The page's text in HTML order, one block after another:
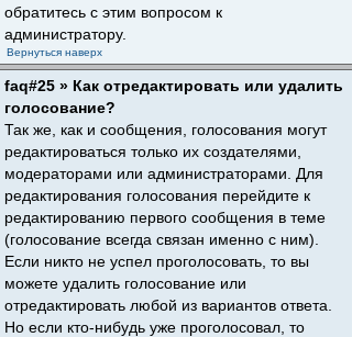
обратитесь с этим вопросом к
администратору.
Вернуться наверх
faq#25 » Как отредактировать или удалить
голосование?
Так же, как и сообщения, голосования могут
редактироваться только их создателями,
модераторами или администраторами. Для
редактирования голосования перейдите к
редактированию первого сообщения в теме
(голосование всегда связан именно с ним).
Если никто не успел проголосовать, то вы
можете удалить голосование или
отредактировать любой из вариантов ответа.
Но если кто-нибудь уже проголосовал, то